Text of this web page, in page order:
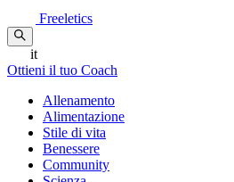
Freeletics
it
Ottieni il tuo Coach
Allenamento
Alimentazione
Stile di vita
Benessere
Community